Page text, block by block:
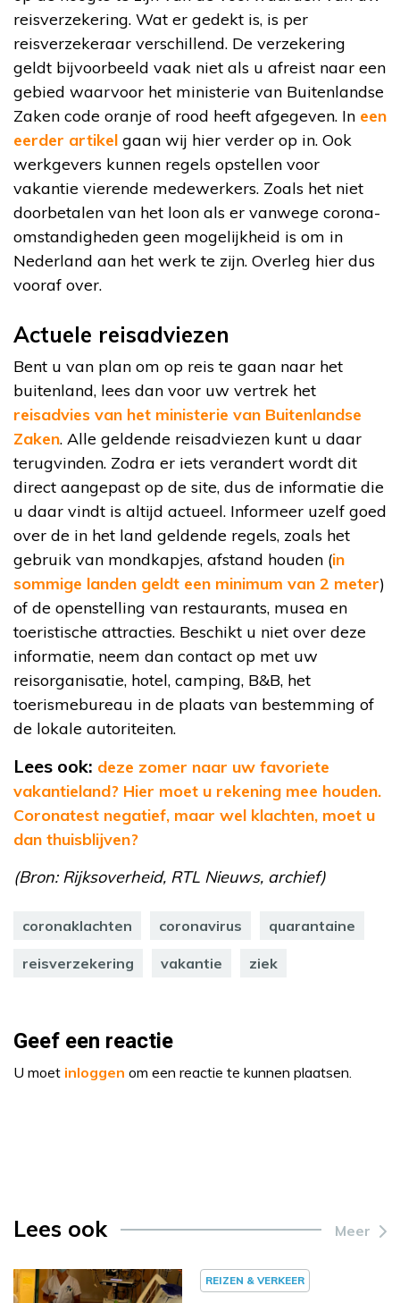
reisverzekering. Wat er gedekt is, is per
reisverzekeraar verschillend. De verzekering
geldt bijvoorbeeld vaak niet als u afreist naar een
gebied waarvoor het ministerie van Buitenlandse
Zaken code oranje of rood heeft afgegeven. In een
eerder artikel gaan wij hier verder op in. Ook
werkgevers kunnen regels opstellen voor
vakantie vierende medewerkers. Zoals het niet
doorbetalen van het loon als er vanwege corona-
omstandigheden geen mogelijkheid is om in
Nederland aan het werk te zijn. Overleg hier dus
vooraf over.
Actuele reisadviezen
Bent u van plan om op reis te gaan naar het
buitenland, lees dan voor uw vertrek het
reisadvies van het ministerie van Buitenlandse
Zaken. Alle geldende reisadviezen kunt u daar
terugvinden. Zodra er iets verandert wordt dit
direct aangepast op de site, dus de informatie die
u daar vindt is altijd actueel. Informeer uzelf goed
over de in het land geldende regels, zoals het
gebruik van mondkapjes, afstand houden (in
sommige landen geldt een minimum van 2 meter)
of de openstelling van restaurants, musea en
toeristische attracties. Beschikt u niet over deze
informatie, neem dan contact op met uw
reisorganisatie, hotel, camping, B&B, het
toerismebureau in de plaats van bestemming of
de lokale autoriteiten.
Lees ook: deze zomer naar uw favoriete
vakantieland? Hier moet u rekening mee houden.
Coronatest negatief, maar wel klachten, moet u
dan thuisblijven?
(Bron: Rijksoverheid, RTL Nieuws, archief)
coronaklachten coronavirus quarantaine
reisverzekering vakantie ziek
Geef een reactie
U moet inloggen om een reactie te kunnen plaatsen.
Lees ook Meer
REIZEN & VERKEER